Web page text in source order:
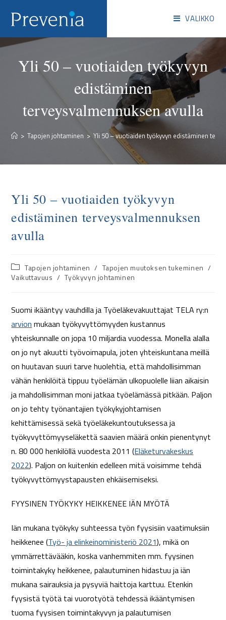
VALIKKO
Yli 50 – vuotiaiden työkyvyn
edistäminen
terveysvalmennuksen avulla
> Tapojen johtaminen > Yli 50 – vuotiaiden työkyvyn edistäminen
Yli 50 – vuotiaiden työkyvyn
edistäminen terveysvalmennuksen
avulla
Tapojen johtaminen / Tapojen muutoksen tukeminen /
Vaikuttavuus / Työkyvyn johtaminen
Suomi ikääntyy vauhdilla ja Työeläkevakuuttajat TELA ry:n
arvion mukaan työkyvyttömyyden kustannus
yhteiskunnalle on jopa 10 miljardia vuodessa. Monella alalla
on jo nyt akuutti työvoimapula, joten yhteiskuntana meillä
on huutavan suuri tarve huolehtia, että mahdollisimman
vähän henkilöitä tippuu työelämän ulkopuolelle liian aikaisin
ja mahdollisimman moni jatkaa työelämässä pitkään. Paljon
on jo tehty työnantajien työkykyjohtamisen
kehittämisessä sekä työeläkekuntoutuksessa ja
työkyvyttömyyseläkettä saavien määrä onkin pienentynyt
n. 80 000 henkilöllä vuodesta 2011 (Eläketurvakeskus
2022). Paljon on kuitenkin edelleen mitä voisimme tehdä
työkyvyttömyystapausten ehkäisemiseksi.
FYYSINEN TYÖKYKY HEIKKENEE IÄN MYÖTÄ
Iän mukana työkyky suhteessa työn fyysisiin vaatimuksiin
heikkenee (Työ- ja elinkeinoministeriö 2021), mikä on
ymmärrettävääkin, koska vanhemmiten mm. fyysinen
toimintakyky heikkenee, palautuminen hidastuu ja iän
mukana sairauksia ja pysyviä haittoja karttuu. Etenkin
fyysistä työtä tai vuorotyötä tehdessä ikääntymisen
tuoma fyysisen toimintakyvyn ja palautumisen